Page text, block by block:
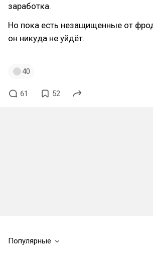
заработка.
Но пока есть незащищенные от
он никуда не уйдёт.
40
61 52
Популярные